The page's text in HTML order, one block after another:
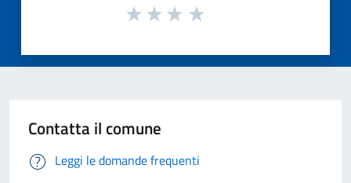
Contatta il comune
Leggi le domande frequenti